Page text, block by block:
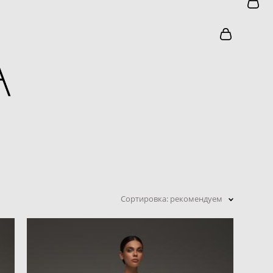
Сортировка: рекомендуем